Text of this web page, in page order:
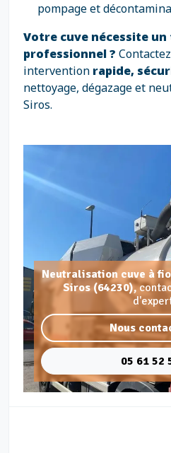
pompage et
Votre cuve nécessite
professionnel ?
intervention rapide,
nettoyage, dégazage et
Siros.
Neutralisation cuve à
Siros (64230),
Nous
05 61 52